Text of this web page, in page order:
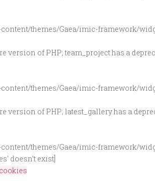
themes/Gaea/imic-framework/
version of PHP; team_project has a
themes/Gaea/imic-framework/
version of PHP; latest_gallery has a
themes/Gaea/imic-framework/
doesn't exist]